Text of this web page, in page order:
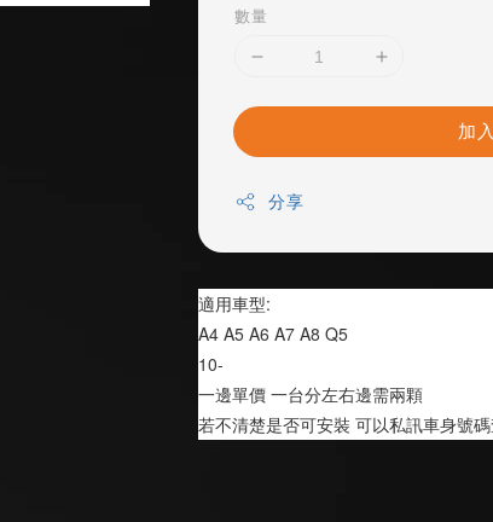
數量
加
分享
適用車型:
A4 A5 A6 A7 A8 Q5
10-
一邊單價 一台分左右邊需兩顆
若不清楚是否可安裝 可以私訊車身號